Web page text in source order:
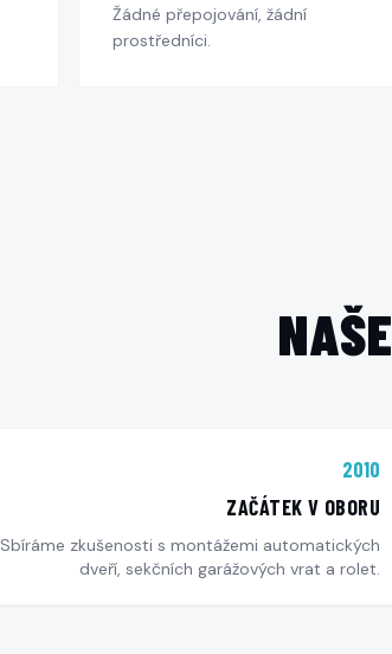
Žádné přepojování, žádní
prostředníci.
NAŠE
2010
ZAČÁTEK V OBORU
Sbíráme zkušenosti s montážemi automatických
dveří, sekčních garážových vrat a rolet.